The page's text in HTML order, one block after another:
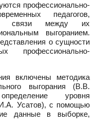
профессионально-
педагогов,
связи между их
выгоранием.
о сущности
профессионально-
включены методика
выгорания (В.В.
уровня
Усатов), с помощью
данные в выборке,